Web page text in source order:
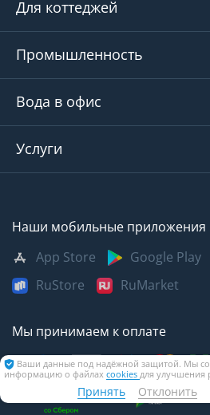
Для коттеджей
Промышленность
Вода в офис
Услуги
Наши мобильные приложения
App Store
Google Play
RuStore
RuMarket
Мы принимаем к оплате
Ваши данные под надёжной защитой. Мы
информацию о файлах cookies для улучшения
Принять Отклонить